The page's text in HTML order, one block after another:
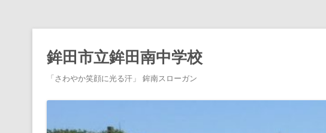
鉾田市立鉾田南中学校
「さわやか笑顔に光る汗」 鉾南スローガン